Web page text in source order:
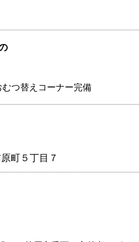
つ替えコーナー完備
町５丁目７